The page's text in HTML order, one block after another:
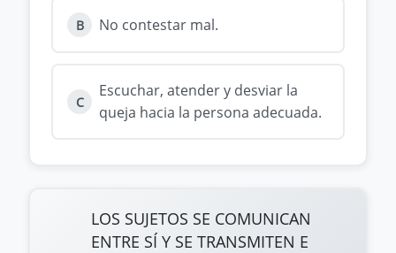
B No contestar mal.
C
Escuchar, atender y desviar la
queja hacia la persona adecuada.
LOS SUJETOS SE COMUNICAN
ENTRE SÍ Y SE TRANSMITEN E